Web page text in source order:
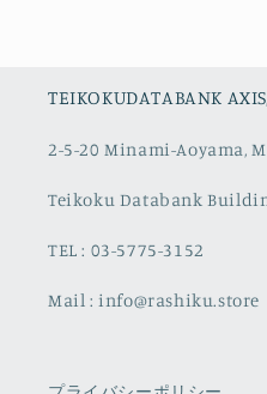
TEIKOKUDATABANK
2-5-20 Minami-Aoyama,
Teikoku Databank
TEL : 03-5775-3152
Mail : info@rashiku.store